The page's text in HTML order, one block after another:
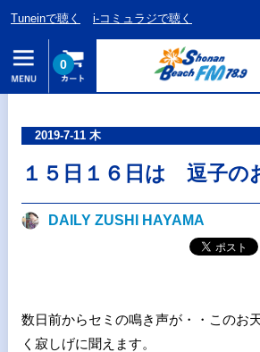
Tuneinで聴く i-コミュラジで聴く
0
2019-7-11 木
１５日１６日は 逗子の
DAILY ZUSHI HAYAMA
数日前からセミの鳴き声が・・この
く寂しげに聞えます。